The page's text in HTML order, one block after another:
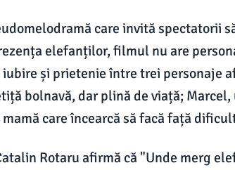
care invită spectatorii
elefanților, filmul nu are
iubire și prietenie între trei personaje
bolnavă, dar plină de viață; Marcel,
care încearcă să facă față
Rotaru afirmă că "Unde merg